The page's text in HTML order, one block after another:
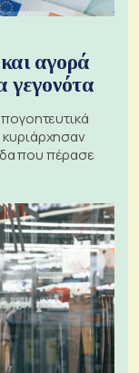
αγορά
γεγονότα
που πέρασε